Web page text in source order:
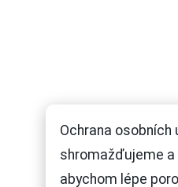
Ochrana
shromažďujeme
abychom lépe